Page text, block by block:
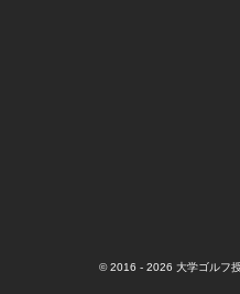
© 2016 - 2026 大学ゴルフ